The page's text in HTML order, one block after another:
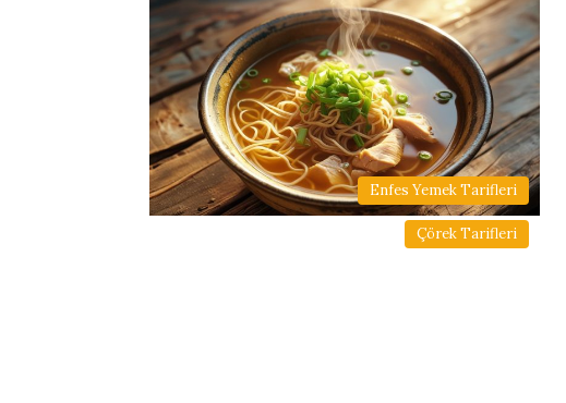
Enfes Yemek Tarifleri
Çörek Tarifleri